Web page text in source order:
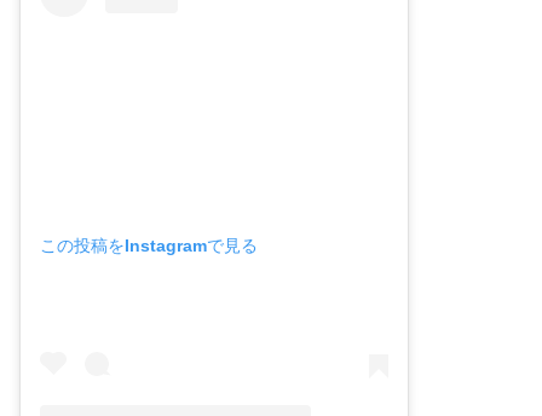
この投稿をInstagramで見る